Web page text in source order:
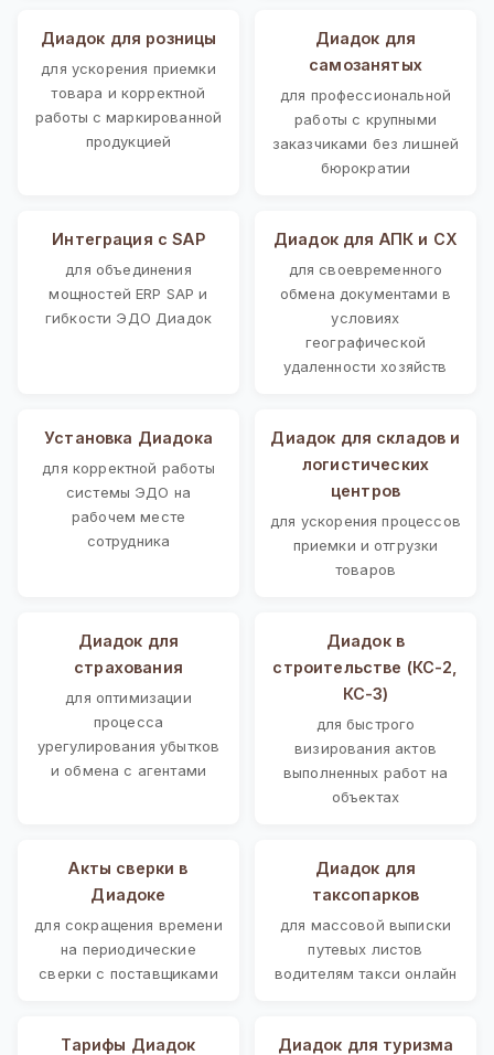
Диадок для розницы
для ускорения приемки
товара и корректной
работы с маркированной
продукцией
Диадок для
самозанятых
для профессиональной
работы с крупными
заказчиками без лишней
бюрократии
Интеграция с SAP
для объединения
мощностей ERP SAP и
гибкости ЭДО Диадок
Диадок для АПК и СХ
для своевременного
обмена документами в
условиях
географической
удаленности хозяйств
Установка Диадока
для корректной работы
системы ЭДО на
рабочем месте
сотрудника
Диадок для складов и
логистических
центров
для ускорения процессов
приемки и отгрузки
товаров
Диадок для
страхования
для оптимизации
процесса
урегулирования убытков
и обмена с агентами
Диадок в
строительстве (КС-2,
КС-3)
для быстрого
визирования актов
выполненных работ на
объектах
Акты сверки в
Диадоке
для сокращения времени
на периодические
сверки с поставщиками
Диадок для
таксопарков
для массовой выписки
путевых листов
водителям такси онлайн
Тарифы Диадок Диадок для туризма